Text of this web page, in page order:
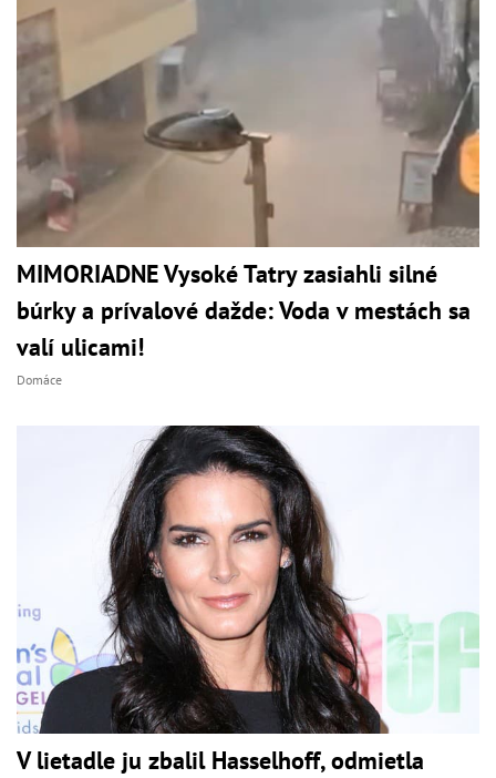
MIMORIADNE Vysoké Tatry zasiahli silné
búrky a prívalové dažde: Voda v mestách sa
valí ulicami!
Domáce
V lietadle ju zbalil Hasselhoff, odmietla